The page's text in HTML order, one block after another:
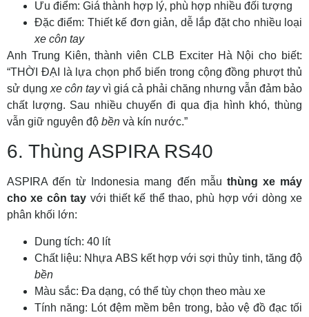
Ưu điểm: Giá thành hợp lý, phù hợp nhiều đối tượng
Đặc điểm: Thiết kế đơn giản, dễ lắp đặt cho nhiều loại
xe côn tay
Anh Trung Kiên, thành viên CLB Exciter Hà Nội cho biết:
“THỜI ĐẠI là lựa chọn phổ biến trong cộng đồng phượt thủ
sử dụng xe côn tayvì giá cả phải chăng nhưng vẫn đảm bảo
chất lượng. Sau nhiều chuyến đi qua địa hình khó, thùng
vẫn giữ nguyên độ bền và kín nước.”
6. Thùng ASPIRA RS40
ASPIRA đến từ Indonesia mang đến mẫu thùng xe máy
cho xe côn tay với thiết kế thể thao, phù hợp với dòng xe
phân khối lớn:
Dung tích: 40 lít
Chất liệu: Nhựa ABS kết hợp với sợi thủy tinh, tăng độ
bền
Màu sắc: Đa dạng, có thể tùy chọn theo màu xe
Tính năng: Lót đệm mềm bên trong, bảo vệ đồ đạc tối